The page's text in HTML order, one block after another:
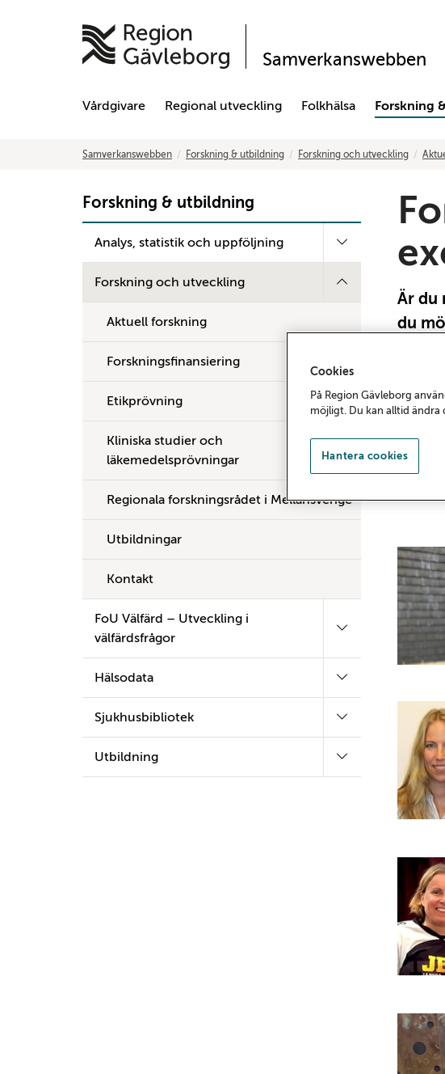
Samverkanswebben
Vårdgivare
Regional utveckling Folkhälsa Forskning
Samverkanswebben Forskning & utbildning Forskning och utveckling
Forskning & utbildning
Analys, statistik och uppföljning
Forskning och utveckling
Aktuell forskning
Forskningsfinansiering
Etikprövning
Kliniska studier och
läkemedelsprövningar
Regionala forskningsrådet i Mellansverige
Utbildningar
Kontakt
FoU Välfärd – Utveckling i
välfärdsfrågor
Hälsodata
Sjukhusbibliotek
Utbildning
Är du
du
Tips!
kan
I
Cookies
På Region Gävleborg
möjligt. Du kan alltid ändra
Hantera cookies